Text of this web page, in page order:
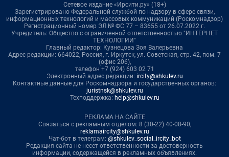
Сетевое издание «Ирсити.ру» (18+)
Зарегистрировано Федеральной службой по надзору в сфере связи,
информационных технологий и массовых коммуникаций (Роскомнадзор)
Регистрационный номер ЭЛ № ФС 77 – 83655 от 26.07.2022 г.
Учредитель: Общество с ограниченной ответственностью "ИНТЕРНЕТ
ТЕХНОЛОГИИ"
Главный редактор: Кузнецова Зоя Валерьевна
Адрес редакции: 664022, Россия, г. Иркутск, ул. Советская, стр. 42, пом. 7
(офис 206),
телефон +7 (924) 603 02 71
Электронный адрес редакции: ircity@shkulev.ru
Контактные данные для Роскомнадзора и государственных органов:
juristnsk@shkulev.ru
Техподдержка: help@shkulev.ru
РЕКЛАМА НА САЙТЕ
Связаться с рекламным отделом: 8 (30-22) 40-08-90,
reklamaircity@shkulev.ru
Чат-бот в телеграм: @shkulev_social_ircity_bot
Редакция сайта не несет ответственности за достоверность
информации, содержащейся в рекламных объявлениях.